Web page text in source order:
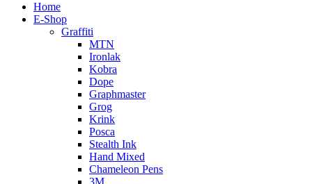
Home
E-Shop
Graffiti
MTN
Ironlak
Kobra
Dope
Graphmaster
Grog
Krink
Posca
Stealth Ink
Hand Mixed
Chameleon Pens
3M